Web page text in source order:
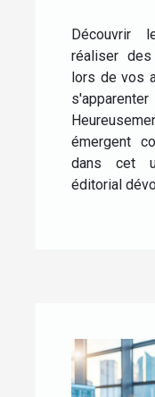
achats
Découvrir
réaliser
lors de vos
émergent
dans cet
éditorial